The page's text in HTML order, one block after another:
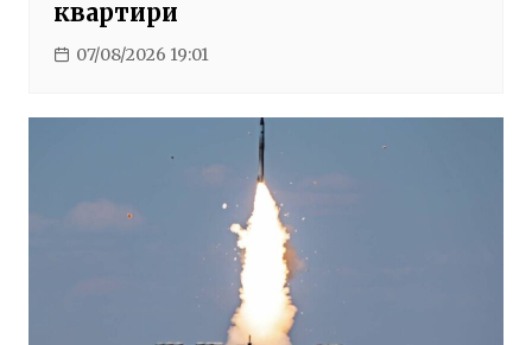
квартири
07/08/2026 19:01